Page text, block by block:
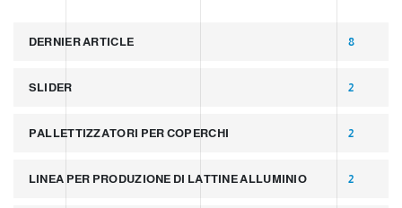
DERNIER ARTICLE 8
SLIDER 2
PALLETTIZZATORI PER COPERCHI 2
LINEA PER PRODUZIONE DI LATTINE ALLUMINIO 2